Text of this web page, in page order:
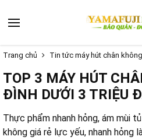
Trang chủ Tin tức máy hút chân không
TOP 3 MÁY HÚT
ĐÌNH DƯỚI 3 TRIỆU
Thực phẩm nhanh hỏng, ám mùi
không giá rẻ lực yếu, nhanh hỏng